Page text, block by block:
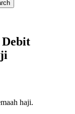
haji.